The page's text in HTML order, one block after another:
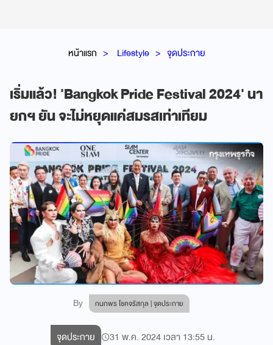
หน้าแรก Lifestyle จุดประกาย
เริ่มแล้ว! 'Bangkok Pride Festival 2024' นา
ยกฯ ยัน จะไม่หยุดแค่สมรสเท่าเทียม
By กนกพร โชคจรัสกุล | จุดประกาย
จุดประกาย 31 พ.ค. 2024 เวลา 13:55 น.